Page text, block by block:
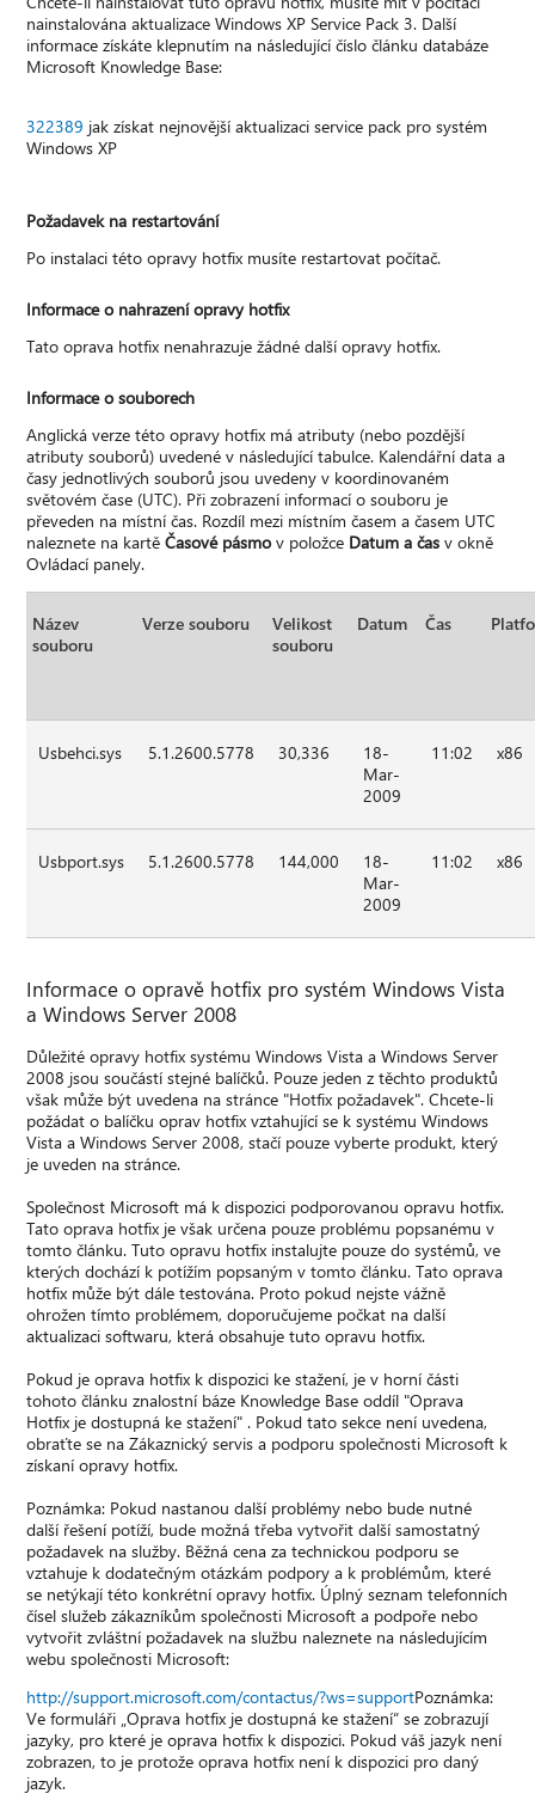
nainstalována aktualizace Windows XP Service Pack 3. Další
informace získáte klepnutím na následující číslo článku databáze
Microsoft Knowledge Base:
322389 jak získat nejnovější aktualizaci service pack pro systém
Windows XP
Požadavek na restartování
Po instalaci této opravy hotfix musíte restartovat počítač.
Informace o nahrazení opravy hotfix
Tato oprava hotfix nenahrazuje žádné další opravy hotfix.
Informace o souborech
Anglická verze této opravy hotfix má atributy (nebo pozdější
atributy souborů) uvedené v následující tabulce. Kalendářní data a
časy jednotlivých souborů jsou uvedeny v koordinovaném
světovém čase (UTC). Při zobrazení informací o souboru je
převeden na místní čas. Rozdíl mezi místním časem a časem UTC
naleznete na kartěČasové pásmo v položce Datum a čas v okně
Ovládací panely.
Název
souboru
Verze souboru
Velikost
souboru
Datum Čas
Usbehci.sys 5.1.2600.5778 30,336
18-
Mar-
2009
11:02 x86
Usbport.sys 5.1.2600.5778 144,000
18-
Mar-
2009
11:02 x86
Informace o opravě hotfix pro systém Windows Vista
a Windows Server 2008
Důležité opravy hotfix systému Windows Vista a Windows Server
2008 jsou součástí stejné balíčků. Pouze jeden z těchto produktů
však může být uvedena na stránce "Hotfix požadavek". Chcete-li
požádat o balíčku oprav hotfix vztahující se k systému Windows
Vista a Windows Server 2008, stačí pouze vyberte produkt, který
je uveden na stránce.
Společnost Microsoft má k dispozici podporovanou opravu hotfix.
Tato oprava hotfix je však určena pouze problému popsanému v
tomto článku. Tuto opravu hotfix instalujte pouze do systémů, ve
kterých dochází k potížím popsaným v tomto článku. Tato oprava
hotfix může být dále testována. Proto pokud nejste vážně
ohrožen tímto problémem, doporučujeme počkat na další
aktualizaci softwaru, která obsahuje tuto opravu hotfix.
Pokud je oprava hotfix k dispozici ke stažení, je v horní části
tohoto článku znalostní báze Knowledge Base oddíl "Oprava
Hotfix je dostupná ke stažení" . Pokud tato sekce není uvedena,
obraťte se na Zákaznický servis a podporu společnosti Microsoft k
získaní opravy hotfix.
Poznámka: Pokud nastanou další problémy nebo bude nutné
další řešení potíží, bude možná třeba vytvořit další samostatný
požadavek na služby. Běžná cena za technickou podporu se
vztahuje k dodatečným otázkám podpory a k problémům, které
se netýkají této konkrétní opravy hotfix. Úplný seznam telefonních
čísel služeb zákazníkům společnosti Microsoft a podpoře nebo
vytvořit zvláštní požadavek na službu naleznete na následujícím
webu společnosti Microsoft:
http://support.microsoft.com/contactus/?ws=supportPoznámka:
Ve formuláři „Oprava hotfix je dostupná ke stažení“ se zobrazují
jazyky, pro které je oprava hotfix k dispozici. Pokud váš jazyk není
zobrazen, to je protože oprava hotfix není k dispozici pro daný
jazyk.